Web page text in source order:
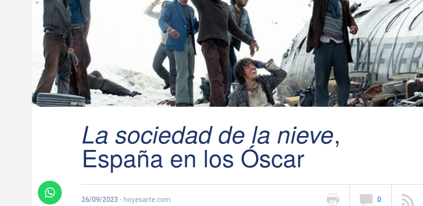
La sociedad de la nieve,
España en los Óscar
26/09/2023 - hoyesarte.com 0